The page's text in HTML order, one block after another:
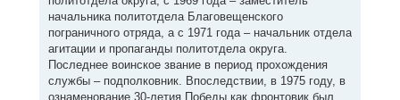
начальника политотдела Благовещенского
пограничного отряда, а с 1971 года – начальник отдела
агитации и пропаганды политотдела округа.
Последнее воинское звание в период прохождения
службы – подполковник. Впоследствии, в 1975 году, в
ознаменование 30-летия Победы как фронтовик был